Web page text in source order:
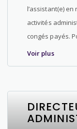
l’assistant(e)
activités
congés payés.
Voir plus